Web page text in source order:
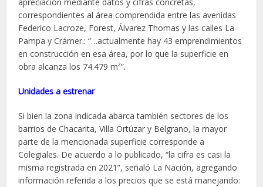
correspondientes al área comprendida entre las avenidas
Federico Lacroze, Forest, Álvarez Thomas y las calles La
Pampa y Crámer.: “…actualmente hay 43 emprendimientos
en construcción en esa área, por lo que la superficie en
obra alcanza los 74.479 m²”.
Unidades a estrenar
Si bien la zona indicada abarca también sectores de los
barrios de Chacarita, Villa Ortúzar y Belgrano, la mayor
parte de la mencionada superficie corresponde a
Colegiales. De acuerdo a lo publicado, “la cifra es casi la
misma registrada en 2021”, señaló La Nación, agregando
información referida a los precios que se está manejando: